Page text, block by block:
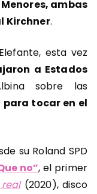
Menores, ambas
Kirchner.
esta vez
a Estados
sobre las
tocar en el
su Roland SPD
no”, el primer
(2020), disco